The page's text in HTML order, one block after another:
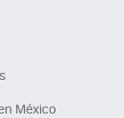
México